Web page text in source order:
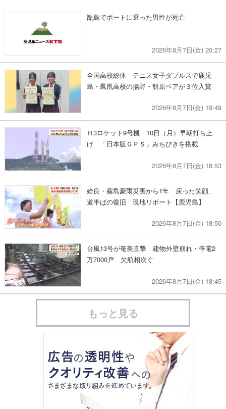
甑島でボートに乗った男性が死亡
2026年8月7日(金) 20:27
全国高校総体 テニス女子ダブルスで鹿児
島・鳳凰高校の揚野・餅原ペアが３位入賞
2026年8月7日(金) 19:49
Ｈ3ロケット9号機 10日（月）早朝打ち上
げ 「日本版ＧＰＳ」みちびきを搭載
2026年8月7日(金) 18:53
姶良・霧島豪雨災害から1年 戻った笑顔、
道半ばの復旧 現地リポート【鹿児島】
2026年8月7日(金) 18:50
台風13号が奄美直撃 建物外壁崩れ・停電2
万7000戸 欠航相次ぐ
2026年8月7日(金) 18:45
もっと見る